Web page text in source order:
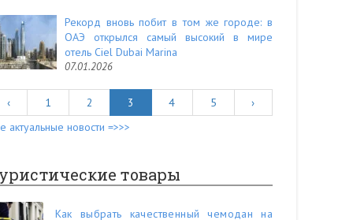
Рекорд вновь побит в том же городе: в
ОАЭ открылся самый высокий в мире
отель Ciel Dubai Marina
07.01.2026
‹ 1 2 3 4 5
›
актуальные новости =>>>
товары
Как выбрать качественный чемодан на